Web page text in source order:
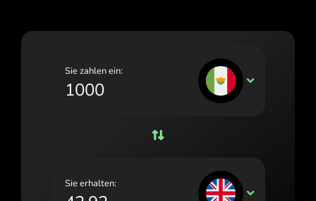
Malta (English)
Norge (Norsk bokmål)
Portugal (Português)
Sie zahlen ein:
MXN
Sie erhalten:
GBP